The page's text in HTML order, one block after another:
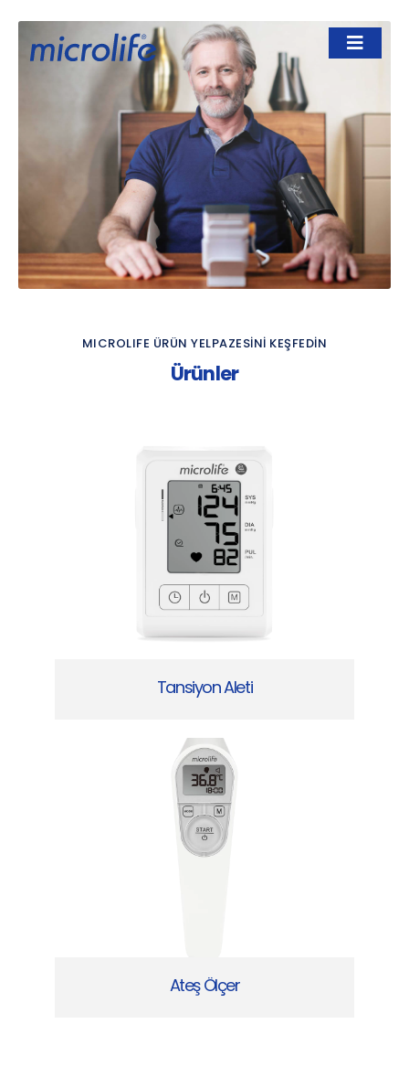
MICROLIFE ÜRÜN YELPAZESİNİ KEŞFEDİN
Ürünler
Tansiyon Aleti
Ateş Ölçer